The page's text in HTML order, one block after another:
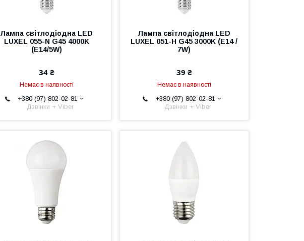
Лампа світлодіодна LED
LUXEL 055-N G45 4000K
(E14/5W)
34 ₴
Немає в наявності
+380 (97) 802-02-81
Дзвінки + Viber
Лампа світлодіодна LED
LUXEL 051-H G45 3000K (E14 /
7W)
39 ₴
Немає в наявності
+380 (97) 802-02-81
Дзвінки + Viber